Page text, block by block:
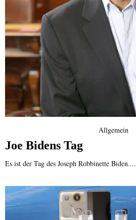
Allgemein
Joe Bidens Tag
Es ist der Tag des Joseph Robbinette Biden....